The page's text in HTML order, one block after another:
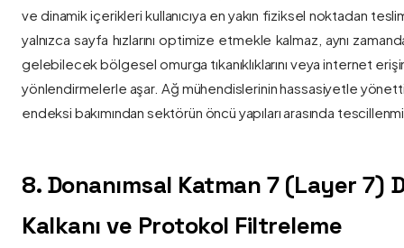
ve dinamik içerikleri kullanıcıya en yakın fiziksel noktadan
yalnızca sayfa hızlarını optimize etmekle kalmaz, aynı
gelebilecek bölgesel omurga tıkanıklıklarını veya internet
yönlendirmelerle aşar. Ağ mühendislerinin hassasiyetle
endeksi bakımından sektörün öncü yapıları arasında
8. Donanımsal Katman 7 (Layer 7)
Kalkanı ve Protokol Filtreleme